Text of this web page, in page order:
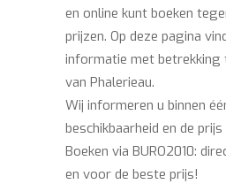
en online kunt boeken
prijzen. Op deze pagina
informatie met betrekking
van Phalerieau.
Wij informeren u binnen
beschikbaarheid en de
Boeken via BURO2010:
en voor de beste prijs!